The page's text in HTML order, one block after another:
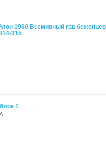
1960 Всемирный год беженцев
315
1
..